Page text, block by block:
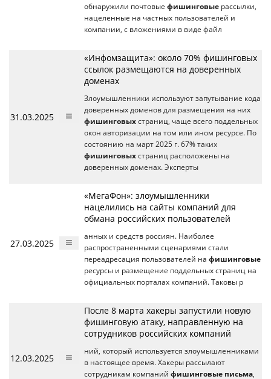
обнаружили почтовые фишинговые рассылки,
нацеленные на частных пользователей и
компании, с вложениями в виде файл
31.03.2025
«Инфомзащита»: около 70% фишинговых
ссылок размещаются на доверенных
доменах
Злоумышленники используют запутывание кода
доверенных доменов для размещения на них
фишинговых страниц, чаще всего поддельных
окон авторизации на том или ином ресурсе. По
состоянию на март 2025 г. 67% таких
фишинговых страниц расположены на
доверенных доменах. Эксперты
27.03.2025
«МегаФон»: злоумышленники
нацелились на сайты компаний для
обмана российских пользователей
анных и средств россиян. Наиболее
распространенными сценариями стали
переадресация пользователей на фишинговые
ресурсы и размещение поддельных страниц на
официальных порталах компаний. Таковы р
12.03.2025
После 8 марта хакеры запустили новую
фишинговую атаку, направленную на
сотрудников российских компаний
ний, который используется злоумышленниками
в настоящее время. Хакеры рассылают
сотрудникам компаний фишинговые письма